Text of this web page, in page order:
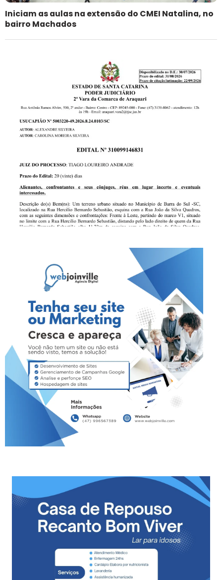
Iniciam as aulas na extensão do CMEI Natalina, no
bairro Machados